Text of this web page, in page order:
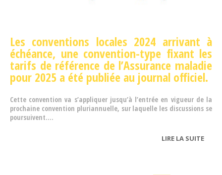
Les conventions locales 2024 arrivant à
échéance, une convention-type fixant les
tarifs de référence de l’Assurance maladie
pour 2025 a été publiée au journal officiel.
Cette convention va s’appliquer jusqu’à l’entrée en vigueur de la
prochaine convention pluriannuelle, sur laquelle les discussions se
poursuivent....
LIRE LA SUITEDE